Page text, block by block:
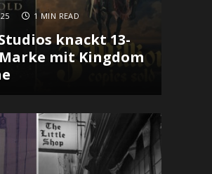
1 MIN READ
knackt 13-
mit Kingdom